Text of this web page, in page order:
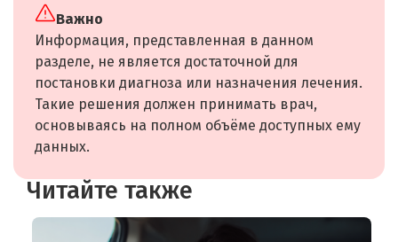
Важно
Информация, представленная в данном
разделе, не является достаточной для
постановки диагноза или назначения лечения.
Такие решения должен принимать врач,
основываясь на полном объёме доступных ему
данных.
Читайте также